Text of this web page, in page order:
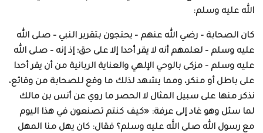
الله عليه وسلم:
كان الصحابة – رضي الله عنهم – يحتجون بتقرير النبي – صلى الله
عليه وسلم – لعلمهم أنه لا يقر أحدا إلا على حق؛ إذ إنه – صلى الله
عليه وسلم – مزكى بالوحي الإلهي والعناية الربانية من أن يقر أحدا
على باطل أو منكر، ومما يشهد لذلك ما وقع للصحابة من وقائع،
نذكر منها على سبيل المثال لا الحصر ما روي عن أنس بن مالك
لما سئل وهو غاد إلى عرفة: «كيف كنتم تصنعون في هذا اليوم
مع رسول الله صلى الله عليه وسلم؟ فقال: كان يهل منا المهل